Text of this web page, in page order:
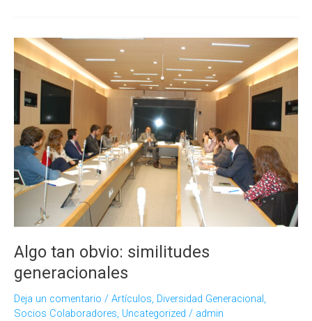
adhiere
Código
Principios
de
Diversidad
Generacional
del
Observatorio
Generación
y
Talento
Algo tan obvio: similitudes
generacionales
Deja un comentario / Artículos, Diversidad Generacional,
Socios Colaboradores, Uncategorized / admin